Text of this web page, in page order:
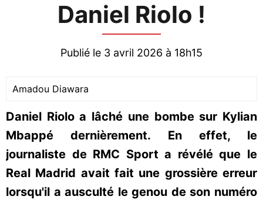
Daniel Riolo !
Publié le 3 avril 2026 à 18h15
Amadou Diawara
Daniel Riolo a lâché une bombe sur Kylian
Mbappé dernièrement. En effet, le
journaliste de RMC Sport a révélé que le
Real Madrid avait fait une grossière erreur
lorsqu'il a ausculté le genou de son numéro